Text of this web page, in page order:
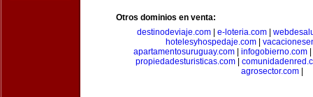
Otros dominios en venta:
destinodeviaje.com
e-loteria.com
hotelesyhospedaje.com
apartamentosuruguay.com
infogobierno.com
propiedadesturisticas.com|
agrosector.com|